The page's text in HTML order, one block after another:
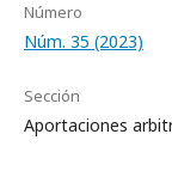
Número
Núm. 35 (2023)
Sección
Aportaciones